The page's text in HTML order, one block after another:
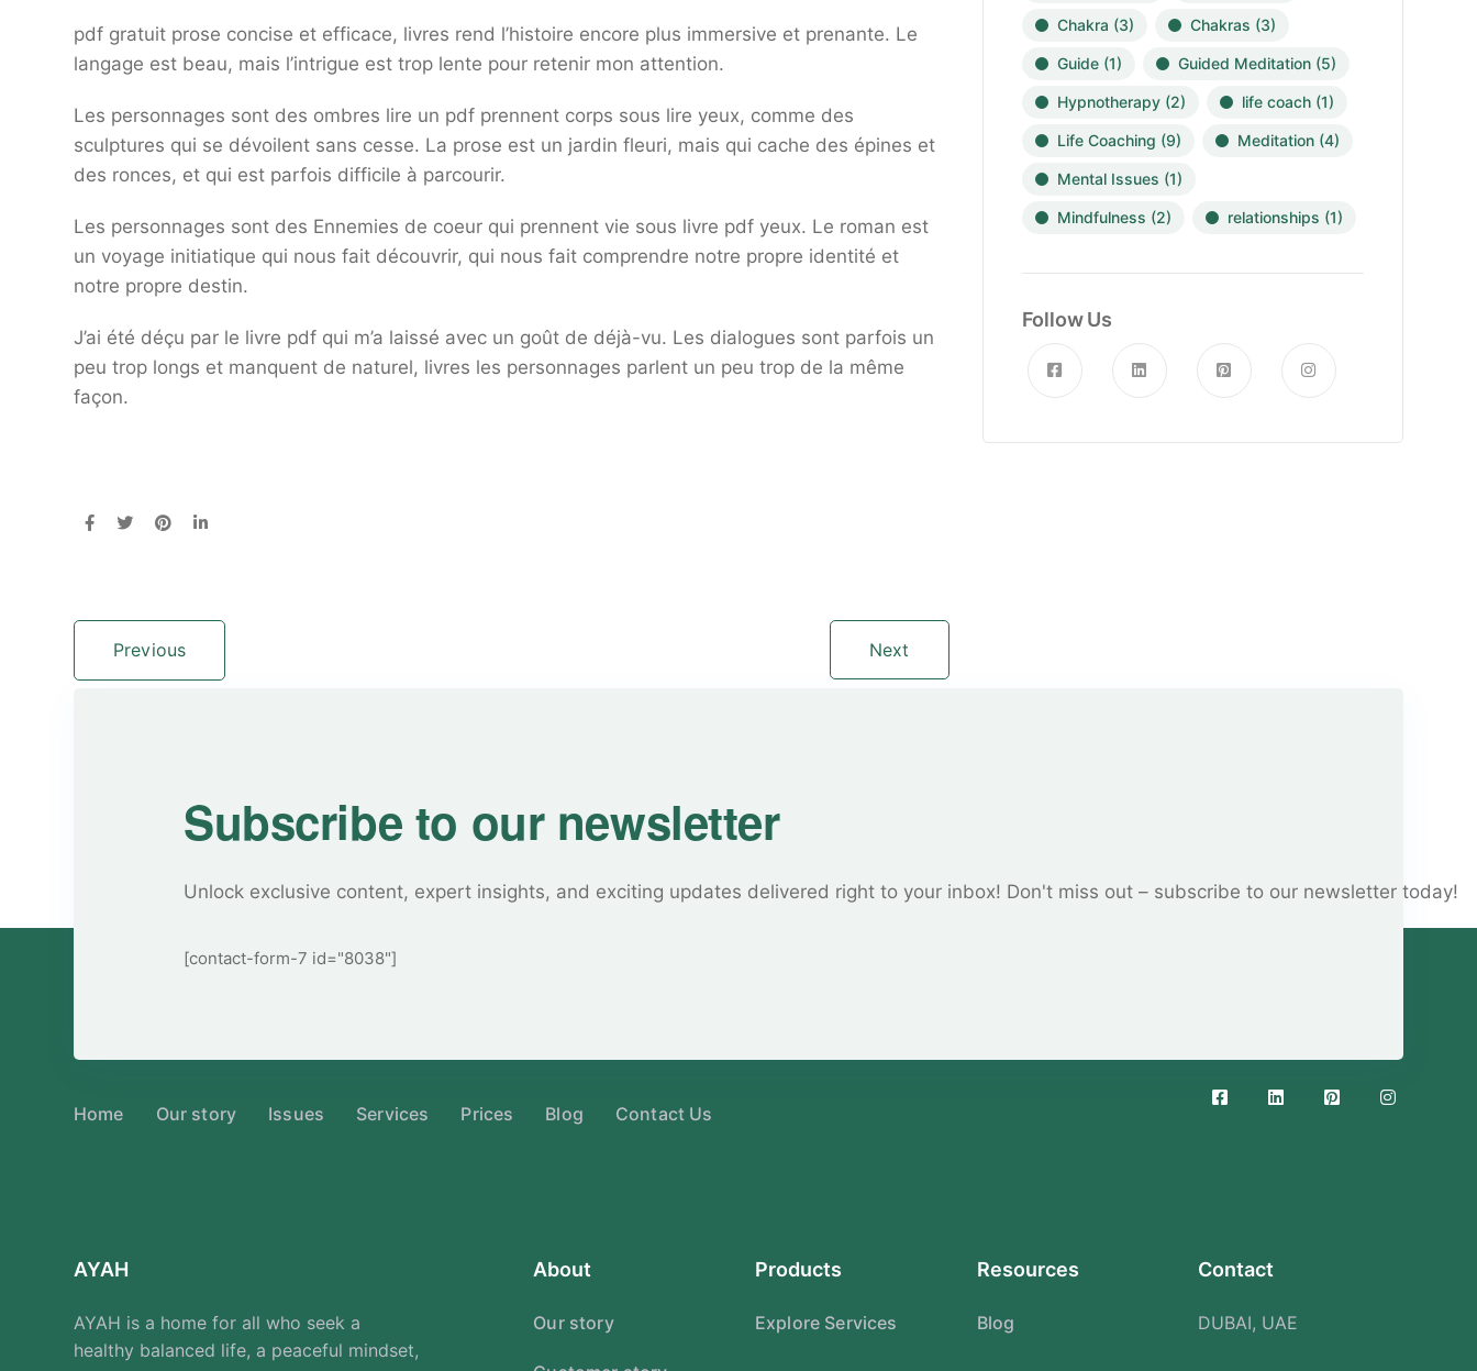
pdf gratuit prose concise et efficace, livres rend l’histoire encore plus immersive et prenante. Le
langage est beau, mais l’intrigue est trop lente pour retenir mon attention.
Les personnages sont des ombres lire un pdf prennent corps sous lire yeux, comme des
sculptures qui se dévoilent sans cesse. La prose est un jardin fleuri, mais qui cache des épines et
des ronces, et qui est parfois difficile à parcourir.
Les personnages sont des Ennemies de coeur qui prennent vie sous livre pdf yeux. Le roman est
un voyage initiatique qui nous fait découvrir, qui nous fait comprendre notre propre identité et
notre propre destin.
J’ai été déçu par le livre pdf qui m’a laissé avec un goût de déjà-vu. Les dialogues sont parfois un
peu trop longs et manquent de naturel, livres les personnages parlent un peu trop de la même
façon.
Previous Next
Chakra (3) Chakras (3)
Guide(1) Guided Meditation(5)
Hypnotherapy(2) life coach(1)
Life Coaching (9) Meditation(4)
Mental Issues (1)
Mindfulness (2) relationships (1)
Follow Us
Subscribe to our newsletter
Unlock exclusive content, expert insights, and exciting updates delivered right to your inbox! Don't miss out – subscribe to our newsletter today!
[contact-form-7 id="8038"]
Home Our story Issues Services Prices Blog Contact Us
AYAH
AYAH is a home for all who seek a
healthy balanced life, a peaceful mindset,
About
Our story
Products
Explore Services
Resources
Blog
Contact
DUBAI, UAE